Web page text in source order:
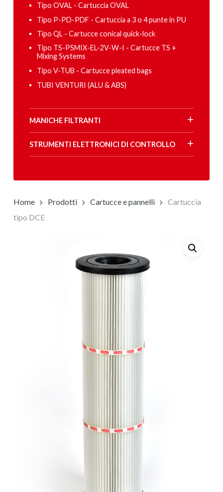
Tipo OVAL - Cartuccia OVAL
Tipo P-PD-PDF - Cartuccia a 3 o 4 punte in PU
Tipo QL - Cartucce conical quick-lock
Tipo TS-PSMIX-EL-2V-W-I - Cartucce TS +
Mixing Systems
Tipo V-TUB - Cartucce pleated bags
TUBI VENTURI (ALU & ABS)
MANICHE FILTRANTI
STRUMENTI ELETTRONICI DI CONTROLLO
Home Prodotti Cartucce e pannelli
Cartuccia
tipo DCE